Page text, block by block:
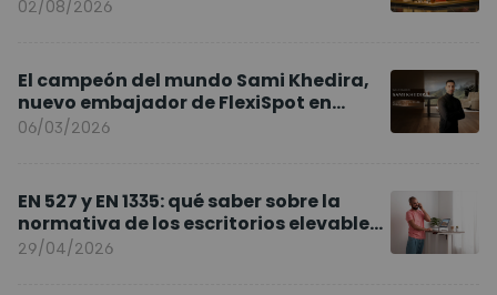
02/08/2026
El campeón del mundo Sami Khedira,
nuevo embajador de FlexiSpot en
Europa
06/03/2026
EN 527 y EN 1335: qué saber sobre la
normativa de los escritorios elevables
y sillas ergonómicas
29/04/2026